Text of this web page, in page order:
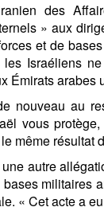
des
» aux
et de
Israéliens
Émirats arabes
nouveau au
vous
même résultat
autre
militaires
« Cet acte a